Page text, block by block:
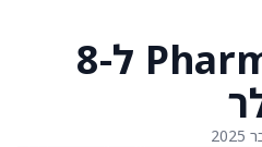
Pharmaceuticals ל-8